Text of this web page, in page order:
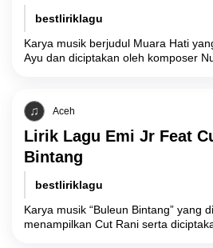
bestliriklagu
Karya musik berjudul Muara Hati
Ayu dan diciptakan oleh komposer
Aceh
Lirik Lagu Emi Jr Feat
Bintang
bestliriklagu
Karya musik “Buleun Bintang” yang
menampilkan Cut Rani serta